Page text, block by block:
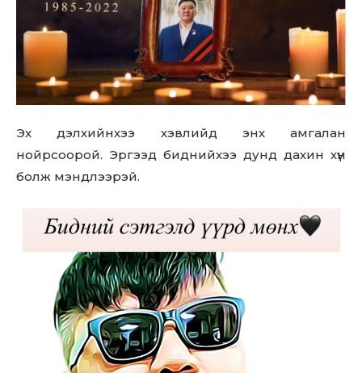
Эх дэлхийнхээ хэвлийд энх амгалан
нойрсоорой. Эргээд биднийхээ дунд дахин хүн
болж мэндлээрэй.